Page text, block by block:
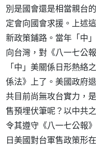
別是國會還是相當親台
定會向國會求援。上述
新政策鋪路。當年「中
向台灣，對《八一七公
「中」美關係日形熱絡
係法》上了。美國政府
共目前尚無攻台實力，
售預埋伏筆呢？以中共
令其遵守《八一七公報
日美國對台軍售政策形